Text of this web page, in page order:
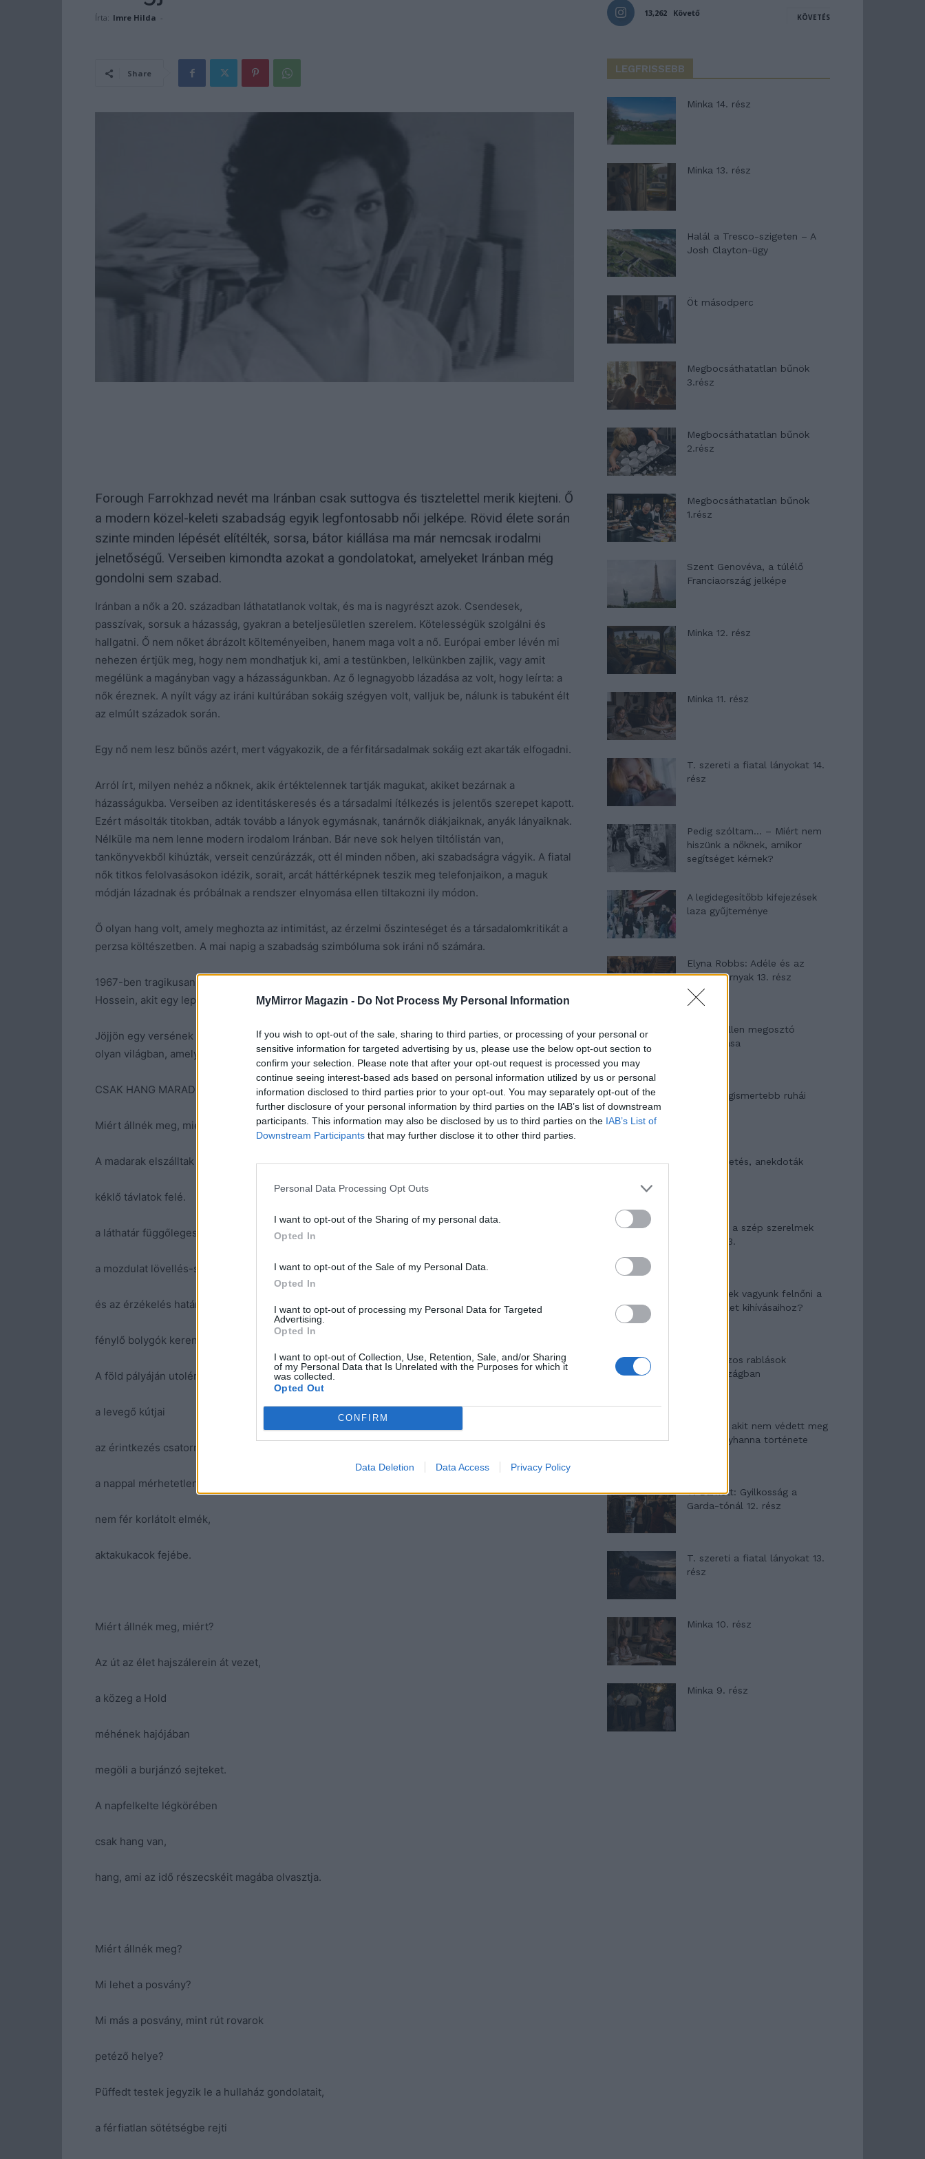
MyMirror Magazin - Do Not Process My Personal Information
If you wish to opt-out of the sale, sharing to third parties, or processing of your personal or
sensitive information for targeted advertising by us, please use the below opt-out section to
confirm your selection. Please note that after your opt-out request is processed you may
continue seeing interest-based ads based on personal information utilized by us or personal
information disclosed to third parties prior to your opt-out. You may separately opt-out of the
further disclosure of your personal information by third parties on the IAB’s list of downstream
participants. This information may also be disclosed by us to third parties on the IAB’s List of
Downstream Participants that may further disclose it to other third parties.
Personal Data Processing Opt Outs
I want to opt-out of the Sharing of my personal data.
Opted In
I want to opt-out of the Sale of my Personal Data.
Opted In
I want to opt-out of processing my Personal Data for Targeted
Advertising.
Opted In
I want to opt-out of Collection, Use, Retention, Sale, and/or Sharing
of my Personal Data that Is Unrelated with the Purposes for which it
was collected.
Opted Out
CONFIRM
Data Deletion Data Access Privacy Policy
Írta: Imre Hilda -
Share
Forough Farrokhzad nevét ma Iránban csak suttogva és tisztelettel merik kiejteni. Ő
a modern közel-keleti szabadság egyik legfontosabb női jelképe. Rövid élete során
szinte minden lépését elítélték, sorsa, bátor kiállása ma már nemcsak irodalmi
jelnetőségű. Verseiben kimondta azokat a gondolatokat, amelyeket Iránban még
gondolni sem szabad.
Iránban a nők a 20. században láthatatlanok voltak, és ma is nagyrészt azok. Csendesek,
passzívak, sorsuk a házasság, gyakran a beteljesületlen szerelem. Kötelességük szolgálni és
hallgatni. Ő nem nőket ábrázolt költeményeiben, hanem maga volt a nő. Európai ember lévén mi
nehezen értjük meg, hogy nem mondhatjuk ki, ami a testünkben, lelkünkben zajlik, vagy amit
megélünk a magányban vagy a házasságunkban. Az ő legnagyobb lázadása az volt, hogy leírta: a
nők éreznek. A nyílt vágy az iráni kultúrában sokáig szégyen volt, valljuk be, nálunk is tabuként élt
az elmúlt századok során.
Egy nő nem lesz bűnös azért, mert vágyakozik, de a férfitársadalmak sokáig ezt akarták elfogadni.
Arról írt, milyen nehéz a nőknek, akik értéktelennek tartják magukat, akiket bezárnak a
házasságukba. Verseiben az identitáskeresés és a társadalmi ítélkezés is jelentős szerepet kapott.
Ezért másolták titokban, adták tovább a lányok egymásnak, tanárnők diákjaiknak, anyák lányaiknak.
Nélküle ma nem lenne modern irodalom Iránban. Bár neve sok helyen tiltólistán van,
tankönyvekből kihúzták, verseit cenzúrázzák, ott él minden nőben, aki szabadságra vágyik. A fiatal
nők titkos felolvasásokon idézik, sorait, arcát háttérképnek teszik meg telefonjaikon, a maguk
módján lázadnak és próbálnak a rendszer elnyomása ellen tiltakozni ily módon.
Ő olyan hang volt, amely meghozta az intimitást, az érzelmi őszinteséget és a társadalomkritikát a
perzsa költészetben. A mai napig a szabadság szimbóluma sok iráni nő számára.
1967-ben tragikusan fiatalon, 32 évesen, autóbalesetben veszítette életét. Örökbefogadott fia,
Hossein, akit egy lepratelepről vitt magával ápolja emlékét.
Jöjjön egy versének részlete, amely érzékletesen bemutatja, miért is alkotott maradandót egy
olyan világban, amelyben a női hang ritka, ma pedig egyenesen tiltott:
CSAK HANG MARAD
Miért állnék meg, miért?
A madarak elszálltak
kéklő távlatok felé.
a láthatár függőleges, függőleges,
a mozdulat lövellés-szerű,
és az érzékelés határán
fénylő bolygók kerengenek.
A föld pályáján utoléri magát,
a levegő kútjai
az érintkezés csatornájává válnak;
a nappal mérhetetlenség,
nem fér korlátolt elmék,
aktakukacok fejébe.
Miért állnék meg, miért?
Az út az élet hajszálerein át vezet,
a közeg a Hold
méhének hajójában
megöli a burjánzó sejteket.
A napfelkelte légkörében
csak hang van,
hang, ami az idő részecskéit magába olvasztja.
Miért állnék meg?
Mi lehet a posvány?
Mi más a posvány, mint rút rovarok
petéző helye?
Püffedt testek jegyzik le a hullaház gondolatait,
a férfiatlan sötétségbe rejti
13,262 Követő KÖVETÉS
LEGFRISSEBB
Minka 14. rész
Minka 13. rész
Halál a Tresco-szigeten – A
Josh Clayton-ügy
Öt másodperc
Megbocsáthatatlan bűnök
3.rész
Megbocsáthatatlan bűnök
2.rész
Megbocsáthatatlan bűnök
1.rész
Szent Genovéva, a túlélő
Franciaország jelképe
Minka 12. rész
Minka 11. rész
T. szereti a fiatal lányokat 14.
rész
Pedig szóltam… – Miért nem
hiszünk a nőknek, amikor
segítséget kérnek?
A legidegesítőbb kifejezések
laza gyűjteménye
Elyna Robbs: Adéle és az
örökölt árnyak 13. rész
Woody Allen megosztó
zsenialitása
A világ legismertebb ruhái
Nyár, nevetés, anekdoták
Panna és a szép szerelmek
mítosza 3.
Képtelenek vagyunk felnőni a
felnőtt élet kihívásaihoz?
Altatógázos rablások
Olaszországban
A kislány, akit nem védett meg
senki – Lyhanna története
T. Barnett: Gyilkosság a
Garda-tónál 12. rész
T. szereti a fiatal lányokat 13.
rész
Minka 10. rész
Minka 9. rész